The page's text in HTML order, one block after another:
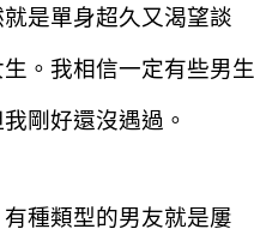
是單身超久又渴望談
。我相信一定有些男生
剛好還沒遇過。
種類型的男友就是屢